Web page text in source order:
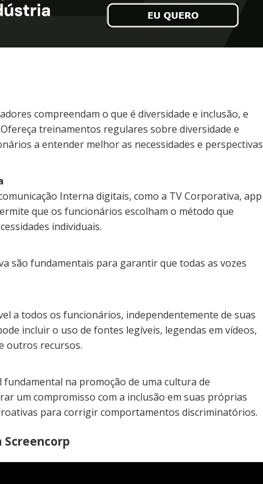
compreendam o que é diversidade e inclusão, e
treinamentos regulares sobre diversidade e
a entender melhor as necessidades e perspectivas
Interna digitais, como a TV Corporativa, app
que os funcionários escolham o método que
individuais.
são fundamentais para garantir que todas as vozes
a todos os funcionários, independentemente de suas
incluir o uso de fontes legíveis, legendas em vídeos,
outros recursos.
na promoção de uma cultura de
um compromisso com a inclusão em suas próprias
para corrigir comportamentos discriminatórios.